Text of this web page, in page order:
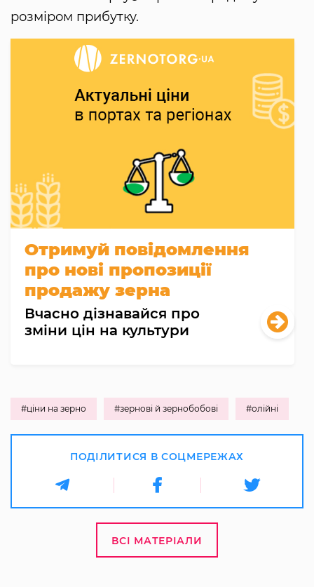
розміром прибутку.
Отримуй повідомлення
про нові пропозиції
продажу зерна
Вчасно дізнавайся про
зміни цін на культури
#ціни на зерно #зернові й зернобобові #олійні
ПОДІЛИТИСЯ В СОЦМЕРЕЖАХ
ВСІ МАТЕРІАЛИ